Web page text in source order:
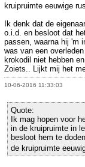
kruipruimte eeuwige
Ik denk dat de
o.i.d. en besloot dat
passen, waarna hij 'm
was van een
krokodil niet hebben
Zoiets.. Lijkt mij het
10-06-2016 11:33:03
Quote:
Ik mag hopen voor
in de kruipruimte in
besloot hem te
de kruipruimte